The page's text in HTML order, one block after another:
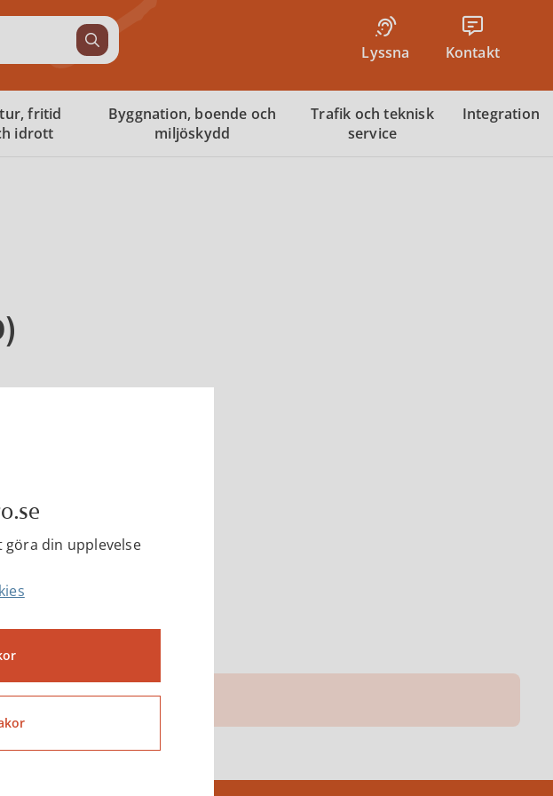
Lyssna Kontakt
fritid
idrott
Byggnation, boende och
miljöskydd
Trafik och teknisk
service
Integration
göra din upplevelse